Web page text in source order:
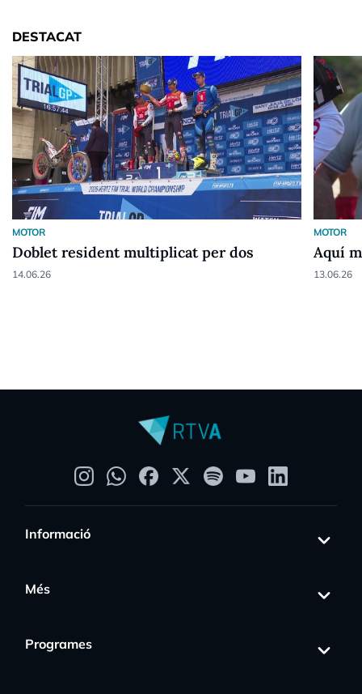
DESTACAT
MOTOR
Doblet resident multiplicat per dos
14.06.26
MOTOR
Aquí
13.06.26
Informació
Més
Programes